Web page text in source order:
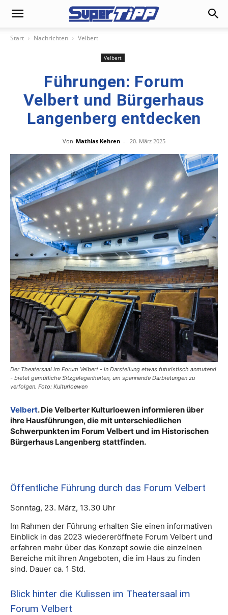
Start Nachrichten Velbert
Velbert
Führungen: Forum
Velbert und Bürgerhaus
Langenberg entdecken
Von Mathias Kehren - 20. März 2025
Der Theatersaal im Forum Velbert - in Darstellung etwas futuristisch anmutend
- bietet gemütliche Sitzgelegenheiten, um spannende Darbietungen zu
verfolgen. Foto: Kulturloewen
Velbert. Die Velberter Kulturloewen informieren über
ihre Hausführungen, die mit unterschiedlichen
Schwerpunkten im Forum Velbert und im Historischen
Bürgerhaus Langenberg stattfinden.
Öffentliche Führung durch das Forum Velbert
Sonntag, 23. März, 13.30 Uhr
Im Rahmen der Führung erhalten Sie einen informativen
Einblick in das 2023 wiedereröffnete Forum Velbert und
erfahren mehr über das Konzept sowie die einzelnen
Bereiche mit ihren Angeboten, die im Haus zu finden
sind. Dauer ca. 1 Std.
Blick hinter die Kulissen im Theatersaal im
Forum Velbert